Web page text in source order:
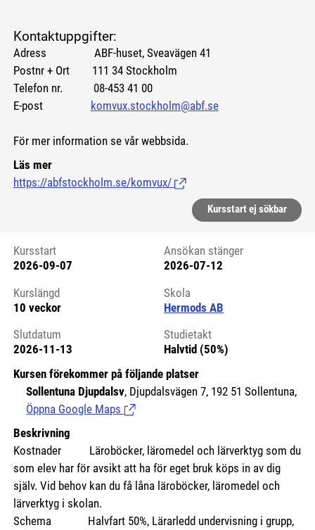
Kontaktuppgifter:
Adress ABF-huset, Sveavägen 41
Postnr + Ort 111 34 Stockholm
Telefon nr. 08-453 41 00
E-post
komvux.stockholm@abf.se
För mer information se vår webbsida.
Läs mer
https://abfstockholm.se/komvux/ (Länk till extern sida.)
Kursstart ej sökbar
Kursstart 6174366
Kursstart
2026-09-07
Ansökan stänger
2026-07-12
Kurslängd
10 veckor
Skola
Hermods AB
Slutdatum
2026-11-13
Studietakt
Halvtid (50%)
Kursen förekommer på följande platser
Sollentuna Djupdalsv, Djupdalsvägen 7, 192 51 Sollentuna,
Öppna Google Maps (Länk till extern sida.)
Beskrivning
Kostnader Läroböcker, läromedel och lärverktyg som du
som elev har för avsikt att ha för eget bruk köps in av dig
själv. Vid behov kan du få låna läroböcker, läromedel och
lärverktyg i skolan.
Schema Halvfart 50%, Lärarledd undervisning i grupp,